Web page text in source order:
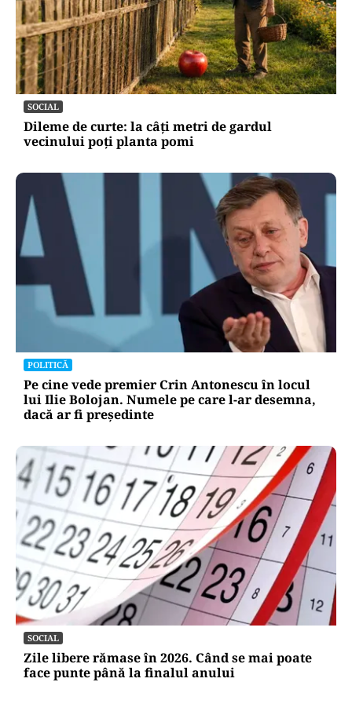
SOCIAL
Dileme de curte: la câți metri de gardul
vecinului poți planta pomi
POLITICĂ
Pe cine vede premier Crin Antonescu în locul
lui Ilie Bolojan. Numele pe care l-ar desemna,
dacă ar fi președinte
SOCIAL
Zile libere rămase în 2026. Când se mai poate
face punte până la finalul anului